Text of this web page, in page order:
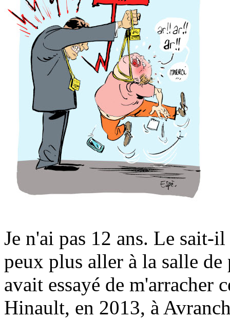
Je n'ai pas 12 ans. Le sait-
peux plus aller à la salle
avait essayé de m'arracher
Hinault, en 2013, à